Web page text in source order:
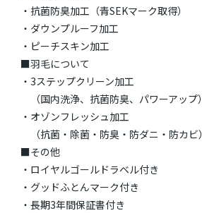
・抗菌防臭加工（青SEKマーク取得）
・ダウンプルーフ加工
・ピーチスキン加工
■羽毛について
・3ステップクリーン加工
（国内洗浄、抗菌防臭、パワーアップ）
・オゾンフレッシュ加工
（抗菌・除菌・防臭・防ダニ・防カビ）
■その他
・ロイヤルゴールドラベル付き
・グッドふとんマーク付き
・長期3年間保証書付き